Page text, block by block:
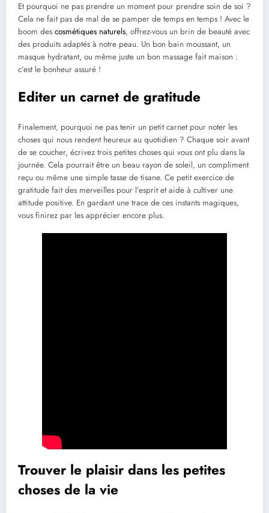
Et pourquoi ne pas prendre un moment pour prendre soin de soi ?
Cela ne fait pas de mal de se pamper de temps en temps ! Avec le
boom des cosmétiques naturels, offrez-vous un brin de beauté avec
des produits adaptés à notre peau. Un bon bain moussant, un
masque hydratant, ou même juste un bon massage fait maison :
c’est le bonheur assuré !
Editer un carnet de gratitude
Finalement, pourquoi ne pas tenir un petit carnet pour noter les
choses qui nous rendent heureux au quotidien ? Chaque soir avant
de se coucher, écrivez trois petites choses qui vous ont plu dans la
journée. Cela pourrait être un beau rayon de soleil, un compliment
reçu ou même une simple tasse de tisane. Ce petit exercice de
gratitude fait des merveilles pour l’esprit et aide à cultiver une
attitude positive. En gardant une trace de ces instants magiques,
vous finirez par les apprécier encore plus.
Trouver le plaisir dans les petites
choses de la vie